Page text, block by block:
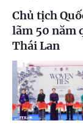
Chủ tịch
lãm 50 năm
Thái Lan